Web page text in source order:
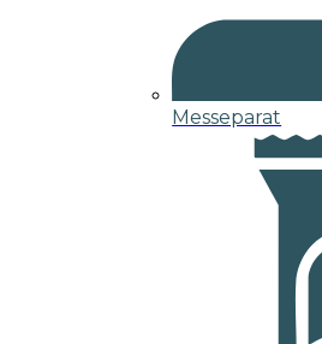
Messeparat